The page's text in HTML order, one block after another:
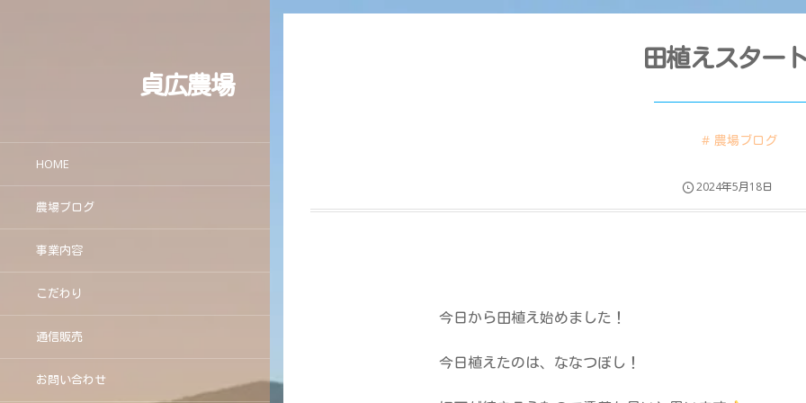
貞広農場
HOME
農場ブログ
事業内容
こだわり
通信販売
お問い合わせ
田植えスター
農場ブログ
2024年5月18日
今日から田植え始めました！
今日植えたのは、ななつぼし！